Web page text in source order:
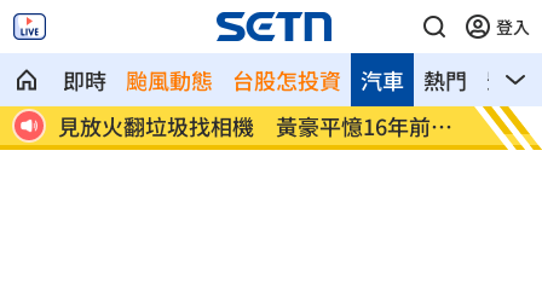
登入
即時 颱風動態 台股怎投資 熱門 影音
汽車
況
見放火翻垃圾找相機 黃豪平憶16年前往
事
中國